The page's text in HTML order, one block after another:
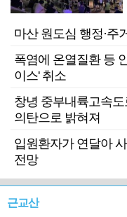
마산 원도심 행정·주
폭염에 온열질환 등
이스' 취소
창녕 중부내륙고속
의탄으로 밝혀져
입원환자가 연달아
전망
근교산